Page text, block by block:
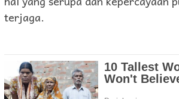
terjaga.